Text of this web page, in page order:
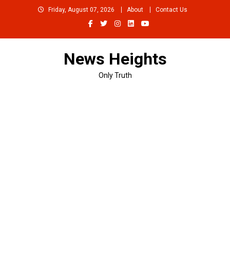
Friday, August 07, 2026 About Contact Us
News Heights
Only Truth